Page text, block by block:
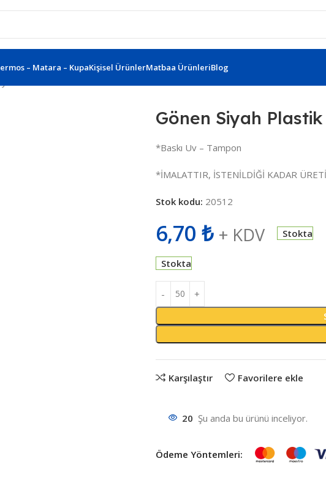
– Matara – KupaKişisel ÜrünlerMatbaa ÜrünleriBlog
Gönen Siyah
*Baskı Uv – Tampon
*İMALATTIR, İSTENİLDİĞİ KADAR
Stok kodu: 20512
6,70 ₺ + KDV Stokta
Stokta
Karşılaştır Favorilere ekle
20 Şu anda bu ürünü inceliyor.
Ödeme Yöntemleri: